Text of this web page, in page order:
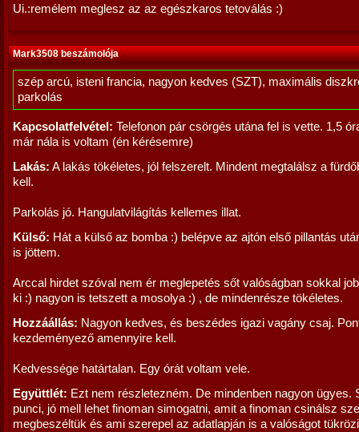
Ui.:remélem meglesz az az egészkaros tetoválás :)
Mark3508 beszámolója
szép arcú, isteni francia, nagyon kedves (SZT), maximális
parkolás
Kapcsolatfelvétel: Telefonon pár csörgés utána fel is vette. 1,5
már nála is voltam (én kérésemre)
Lakás: A lakás tökéletes, jól felszerelt. Mindent megtalálsz a
kell.
Parkolás jó. Hangulatvilágítás kellemes illat.
Külső: Hát a külső az bomba :) belépve az ajtón első pillantás
is jöttem.
Arccal hirdet szóval nem ér meglepetés sőt valóságban sokkal
ki :) nagyon is tetszett a mosolya :) , de mindenrésze tökéletes.
Hozzáállás: Nagyon kedves, és beszédes igazi vagány csaj.
kezdeményező amennyire kell.
Kedvessége határtalan. Egy órát voltam vele.
Együttlét: Ezt nem részletezném. De mindenben nagyon ügyes.
punci, jó mell lehet finoman simogatni, amit a finoman csinálsz
megbeszéltük és ami szerepel az adatlapján is a valóságot